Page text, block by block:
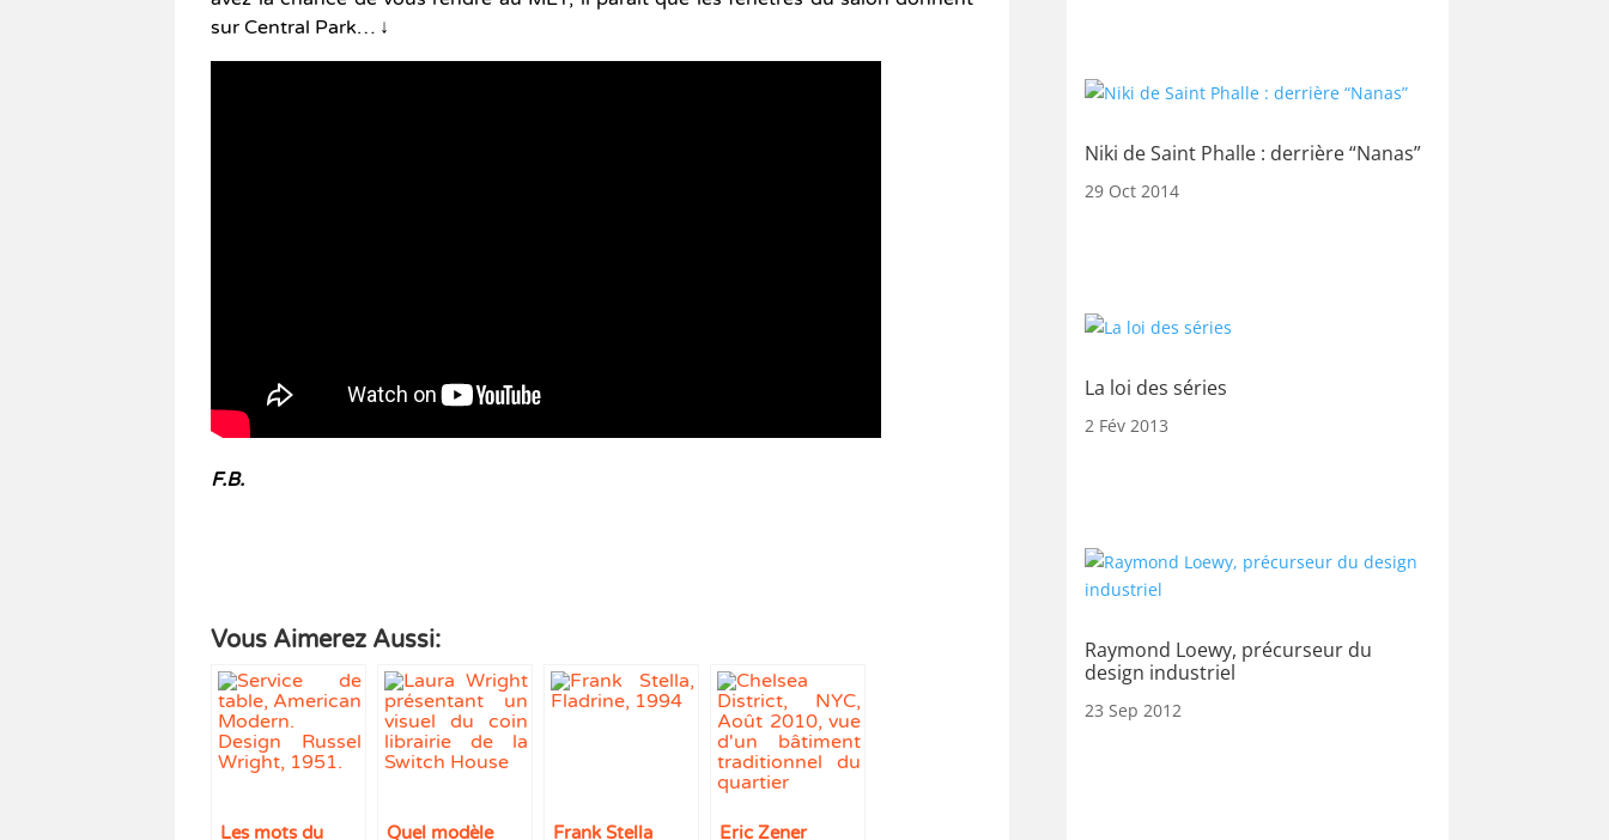
sur Central Park… ↓
F.B.
Vous Aimerez Aussi:
Les mots du Quel modèle Frank Stella Eric Zener
Niki de Saint Phalle : derrière “Nanas”
29 Oct 2014
La loi des séries
2 Fév 2013
Raymond Loewy, précurseur du
design industriel
23 Sep 2012